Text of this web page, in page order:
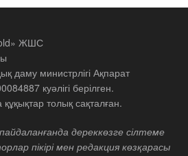
ЖШС
даму министрлігі Ақпарат
куәлігі берілген.
толық сақталған.
дереккөзге сілтеме
пікірі мен редакция көзқарасы